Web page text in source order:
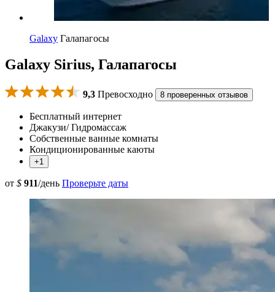
Galaxy Галапагосы
Galaxy Sirius, Галапагосы
9,3 Превосходно 8 проверенных отзывов
Бесплатный интернет
Джакузи/ Гидромассаж
Собственные ванные комнаты
Кондиционированные каюты
+1
от $ 911/день Проверьте даты